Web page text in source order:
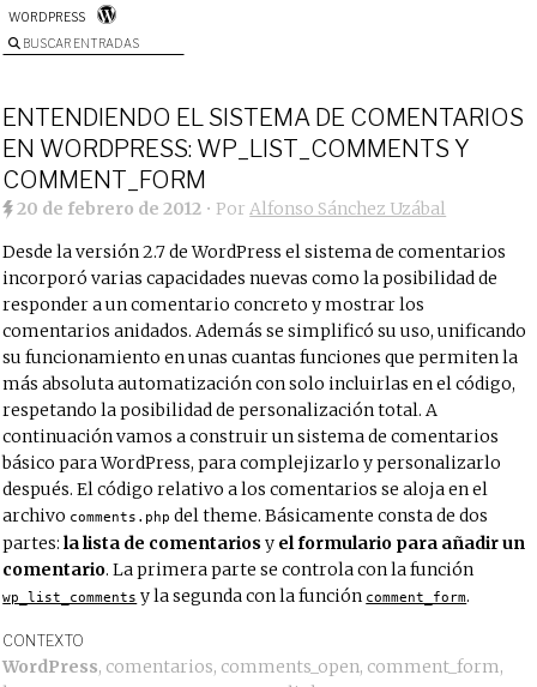
WORDPRESS
BUSCAR ENTRADAS
ENTENDIENDO EL SISTEMA DE COMENTARIOS
EN WORDPRESS: WP_LIST_COMMENTS Y
COMMENT_FORM
20 de febrero de 2012 • PorAlfonso Sánchez Uzábal
Desde la versión 2.7 de WordPress el sistema de comentarios
incorporó varias capacidades nuevas como la posibilidad de
responder a un comentario concreto y mostrar los
comentarios anidados. Además se simplificó su uso, unificando
su funcionamiento en unas cuantas funciones que permiten la
más absoluta automatización con solo incluirlas en el código,
respetando la posibilidad de personalización total. A
continuación vamos a construir un sistema de comentarios
básico para WordPress, para complejizarlo y personalizarlo
después. El código relativo a los comentarios se aloja en el
archivo comments.php del theme. Básicamente consta de dos
partes:la lista de comentarios y el formulario para añadir un
comentario. La primera parte se controla con la función
wp_list_comments y la segunda con la función comment_form.
CONTEXTO
WordPress, comentarios, comments_open, comment_form,